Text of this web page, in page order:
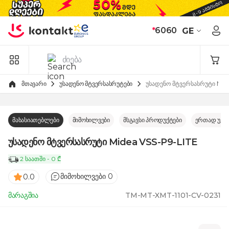
Skip to Content
*6060 GE
მთავარი უსადენო მტვერსასრუტები უსადენო მტვერსასრუტი
მახასიათებლები მიმოხილვები მსგავსი პროდუქტები ერთად
უსადენო მტვერსასრუტი Midea VSS-P9-LITE
2 საათში - 0 ₾
0.0 მიმოხილვები 0
მარაგშია TM-MT-XMT-1101-CV-0231